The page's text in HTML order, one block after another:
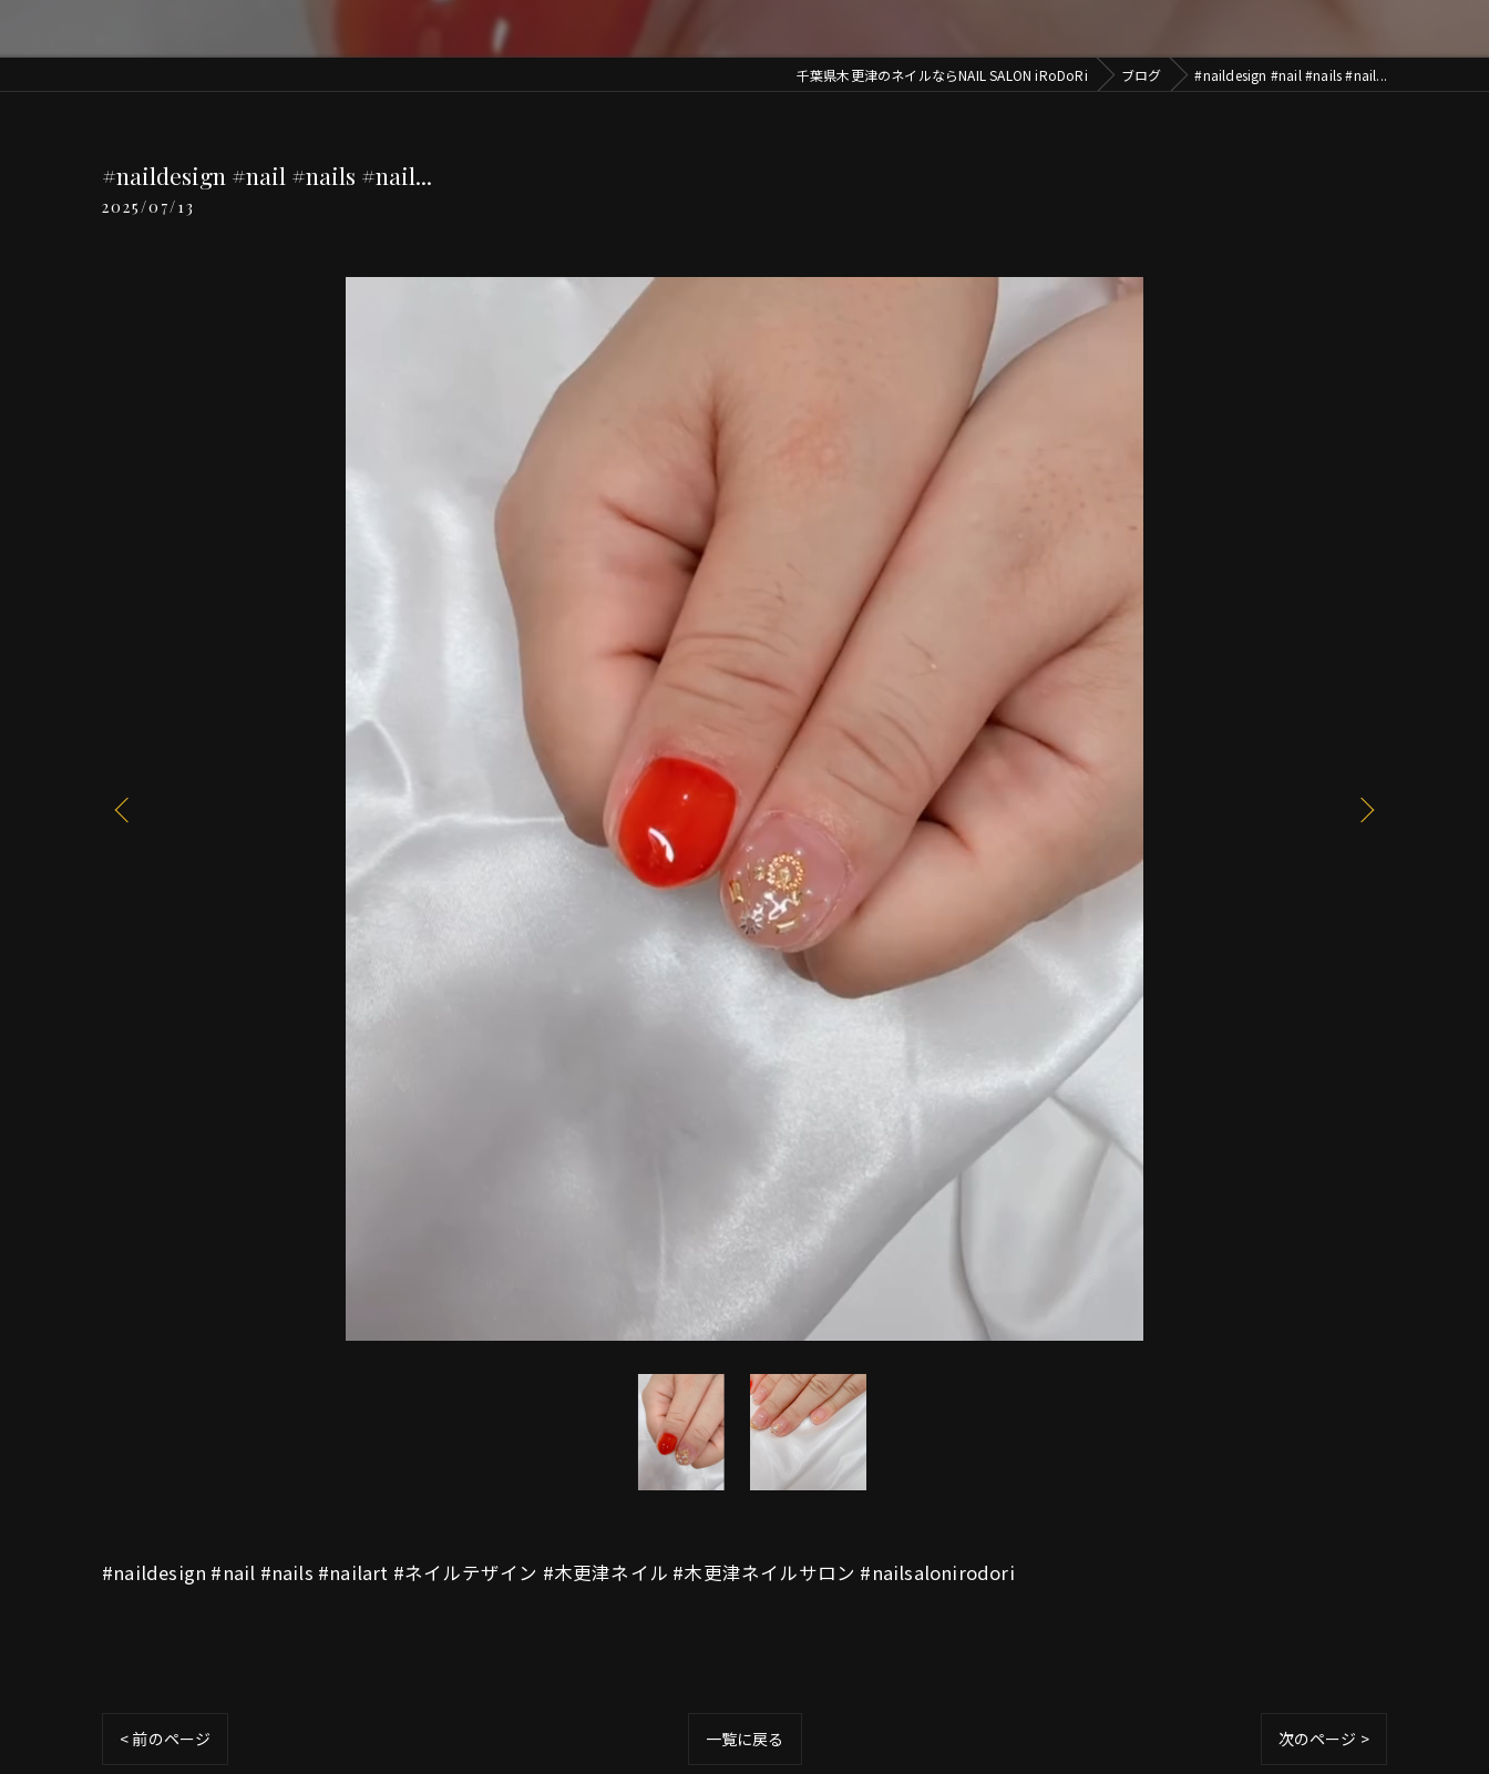
千葉県木更津のネイルならNAIL SALON iRoDoRi ブログ #naildesign #nail #nails #nail...
#naildesign #nail #nails #nail...
2025/07/13
#naildesign #nail #nails #nailart #ネイルテザイン #木更津ネイル #木更津ネイルサロン #nailsalonirodori
< 前のページ 一覧に戻る 次のページ >